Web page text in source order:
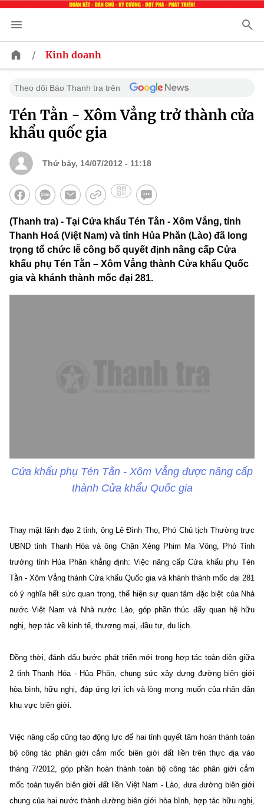
/ Kinh doanh
Theo dõi Báo Thanh tra trên
Tén Tằn - Xôm Vẳng trở thành cửa
khẩu quốc gia
Thứ bảy, 14/07/2012 - 11:18
(Thanh tra) - Tại Cửa khẩu Tén Tằn - Xôm Vẳng, tỉnh
Thanh Hoá (Việt Nam) và tỉnh Hủa Phăn (Lào) đã long
trọng tổ chức lễ công bố quyết định nâng cấp Cửa
khẩu phụ Tén Tằn – Xôm Vẳng thành Cửa khẩu Quốc
gia và khánh thành mốc đại 281.
Cửa khẩu phụ Tén Tằn - Xôm Vẳng được nâng cấp
thành Cửa khẩu Quốc gia
Thay mặt lãnh đạo 2 tỉnh, ông Lê Đình Thọ, Phó Chủ tịch Thường trực
UBND tỉnh Thanh Hóa và ông Chăn Xẻng Phim Ma Vông, Phó Tỉnh
trưởng tỉnh Hủa Phăn khẳng định: Việc nâng cấp Cửa khẩu phụ Tén
Tằn - Xôm Vẳng thành Cửa khẩu Quốc gia và khánh thành mốc đại 281
có ý nghĩa hết sức quan trọng, thể hiện sự quan tâm đặc biệt của Nhà
nước Việt Nam và Nhà nước Lào, góp phần thúc đẩy quan hệ hữu
nghị, hợp tác về kinh tế, thương mại, đầu tư, du lịch.
Đồng thời, đánh dấu bước phát triển mới trong hợp tác toàn diện giữa
2 tỉnh Thanh Hóa - Hủa Phăn, chung sức xây dựng đường biên giới
hòa bình, hữu nghị, đáp ứng lợi ích và lòng mong muốn của nhân dân
khu vực biên giới.
Việc nâng cấp cũng tạo động lực để hai tỉnh quyết tâm hoàn thành toàn
bộ công tác phân giới cắm mốc biên giới đất liền trên thực địa vào
tháng 7/2012, góp phần hoàn thành toàn bộ công tác phân giới cắm
mốc toàn tuyến biên giới đất liền Việt Nam - Lào, đưa đường biên giới
chung của hai nước thành đường biên giới hòa bình, hợp tác hữu nghị,